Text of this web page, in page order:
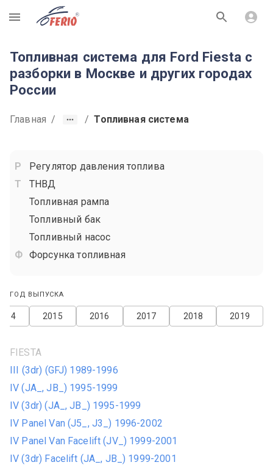
R
Топливная система для Ford Fiesta с
разборки в Москве и других городах
России
Главная / / Топливная система
Регулятор давления топлива
ТНВД
Топливная рампа
Топливный бак
Топливный насос
Форсунка топливная
ГОД ВЫПУСКА
2019
2018
2017
2016
2015
FIESTA
III (3dr) (GFJ) 1989-1996
IV (JA_, JB_) 1995-1999
IV (3dr) (JA_, JB_) 1995-1999
IV Panel Van (J5_, J3_) 1996-2002
IV Panel Van Facelift (JV_) 1999-2001
IV (3dr) Facelift (JA_, JB_) 1999-2001